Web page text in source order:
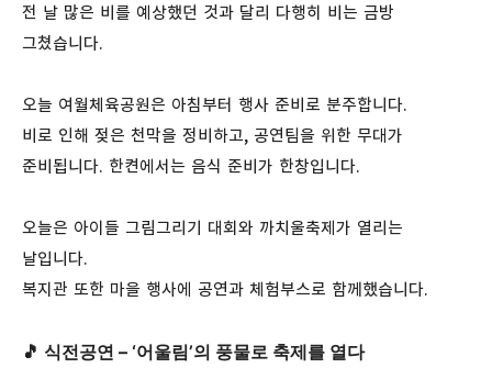
전 날 많은 비를 예상했던 것과 달리 다행히 비는 금방
그쳤습니다.
오늘 여월체육공원은 아침부터 행사 준비로 분주합니다.
비로 인해 젖은 천막을 정비하고, 공연팀을 위한 무대가
준비됩니다. 한켠에서는 음식 준비가 한창입니다.
오늘은 아이들 그림그리기 대회와 까치울축제가 열리는
날입니다.
복지관 또한 마을 행사에 공연과 체험부스로 함께했습니다.
🎵 식전공연 – ‘어울림’의 풍물로 축제를 열다